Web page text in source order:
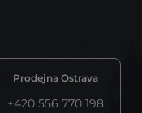
Prodejna Ostrava
+420 556 770 198